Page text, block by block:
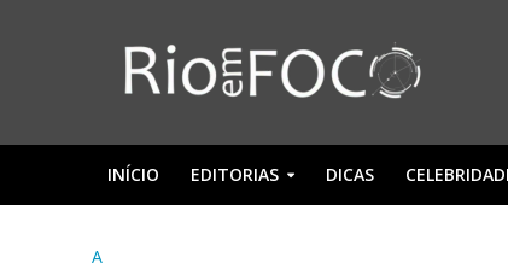
INÍCIO EDITORIAS DICAS
A